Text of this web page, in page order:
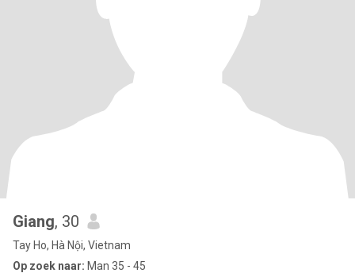
Giang, 30
Tay Ho, Hà Nội, Vietnam
Op zoek naar: Man 35 - 45